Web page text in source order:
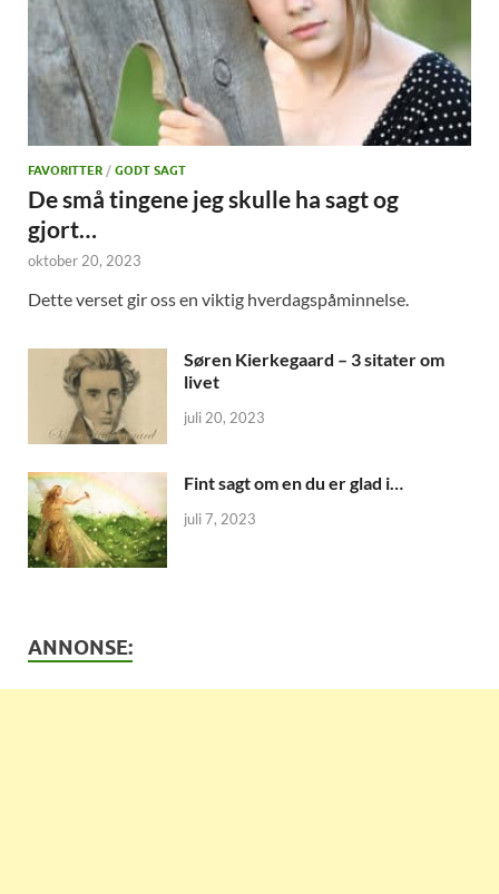
FAVORITTER / GODT SAGT
De små tingene jeg skulle ha sagt og
gjort…
oktober 20, 2023
Dette verset gir oss en viktig hverdagspåminnelse.
Søren Kierkegaard – 3 sitater om
livet
juli 20, 2023
Fint sagt om en du er glad i…
juli 7, 2023
ANNONSE: